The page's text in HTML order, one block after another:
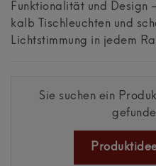
Funktionalität und Design
kalb Tischleuchten und
Lichtstimmung in jedem
Sie suchen ein